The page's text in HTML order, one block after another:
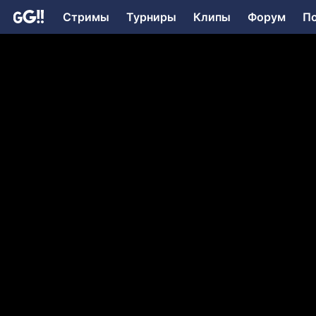
Стримы Турниры Клипы Форум